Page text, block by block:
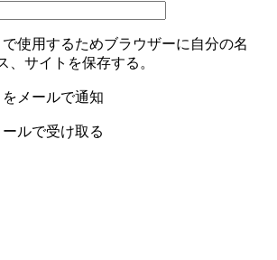
使用するためブラウザーに自分の名
、サイトを保存する。
メールで通知
ルで受け取る